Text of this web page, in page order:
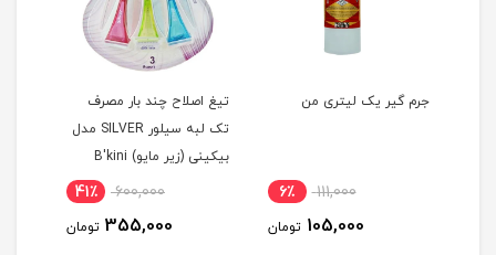
جرم گیر یک لیتری من
111,000 6٪
105,000 تومان
تیغ اصلاح چند بار مصرف
تک لبه سیلور SILVER مدل
بيکينی (زیر مایو) B'kini
600,000 41٪
355,000 تومان